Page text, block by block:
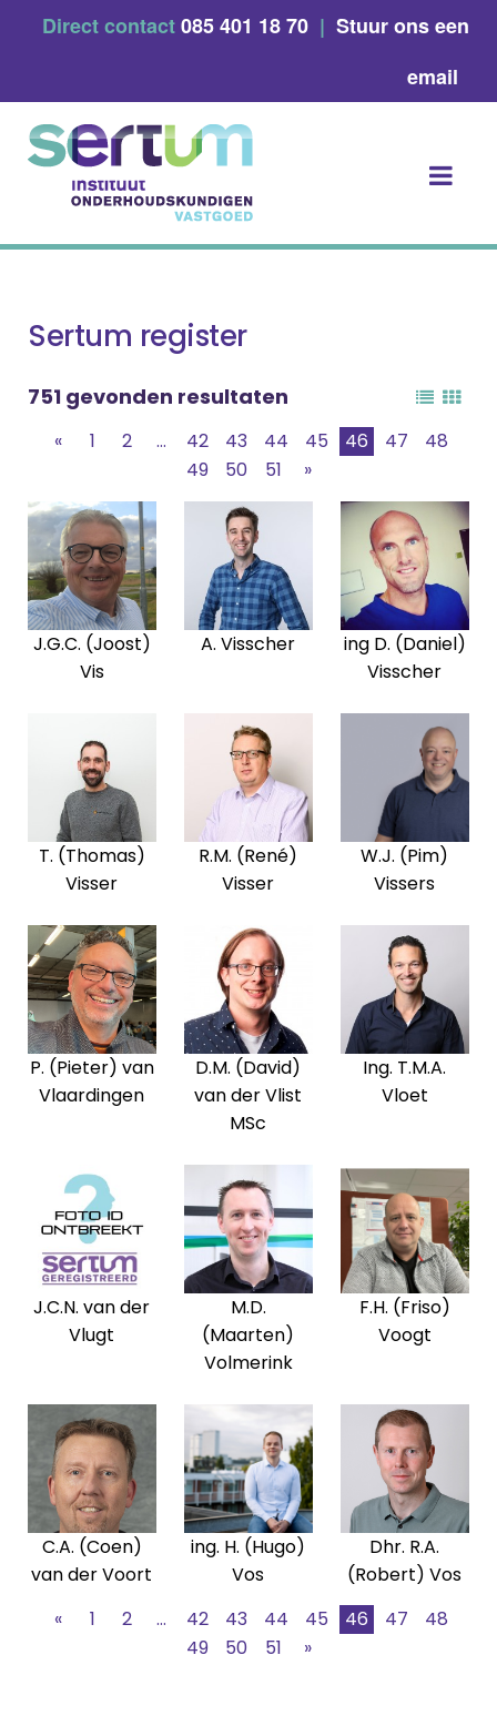
Direct contact085 401 18 70 | Stuur ons een
email
Sertum register
751 gevonden resultaten
« 1 2 ... 42 43 44 45 46 47
48
49
50 51 »
J.G.C. (Joost)
Vis
A. Visscher
ing D. (Daniel)
Visscher
T. (Thomas)
Visser
R.M. (René)
Visser
W.J. (Pim)
Vissers
P. (Pieter) van
Vlaardingen
D.M. (David)
van der Vlist
MSc
Ing. T.M.A.
Vloet
J.C.N. van der
Vlugt
M.D.
(Maarten)
Volmerink
F.H. (Friso)
Voogt
C.A. (Coen)
van der Voort
ing. H. (Hugo)
Vos
Dhr. R.A.
(Robert) Vos
«
1 2 ... 42 43 44 45 46 47
48
49
50 51 »